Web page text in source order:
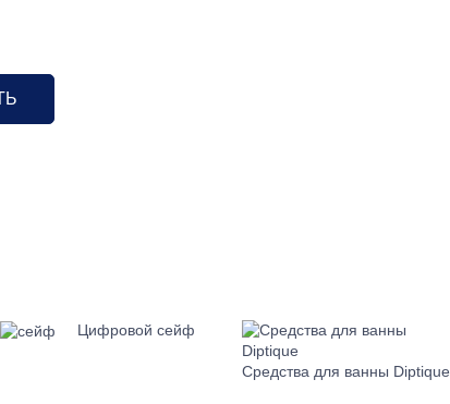
Цифровой сейф
Средства для ванны Diptique